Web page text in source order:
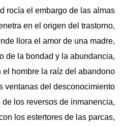
rocía el embargo de las almas
en el origen del trastorno,
llora el amor de una madre,
de la bondad y la abundancia,
el hombre la raíz del abandono
ventanas del desconocimiento
los reversos de inmanencia,
los estertores de las parcas,